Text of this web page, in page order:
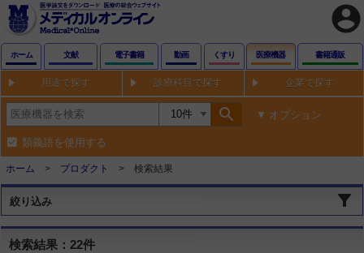
account_circle
ホーム 文献 電子書籍 動画 くすり 医療機器 書籍通販
用途で探す 診療科目で探す 企業で探す
search オプション
類義語を使用する
ホーム プロダクト 検索結果
絞り込み
検索結果：22件